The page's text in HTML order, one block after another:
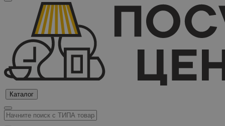
Каталог